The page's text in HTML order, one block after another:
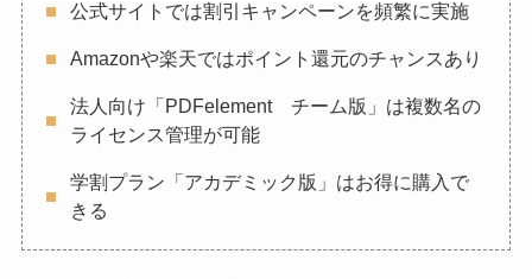
公式サイトでは割引キャンペーンを頻繁に実施
Amazonや楽天ではポイント還元のチャンスあり
法人向け「PDFelement チーム版」は複数名の
ライセンス管理が可能
学割プラン「アカデミック版」はお得に購入で
きる